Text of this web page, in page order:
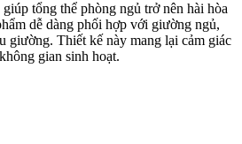
tổng thể phòng ngủ trở nên hài hòa
dễ dàng phối hợp với giường ngủ,
giường. Thiết kế này mang lại cảm giác
gian sinh hoạt.